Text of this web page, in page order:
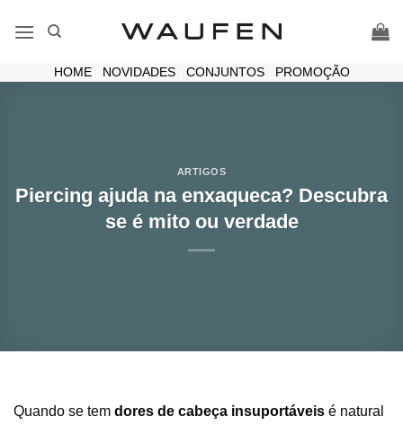
HOME| NOVIDADES| CONJUNTOS| PROMOÇÃO
ARTIGOS
Piercing ajuda na enxaqueca? Descubra
se é mito ou verdade
Quando se tem dores de cabeça insuportáveis é natural